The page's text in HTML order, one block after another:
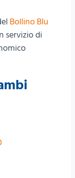
Bollino Blu
servizio di